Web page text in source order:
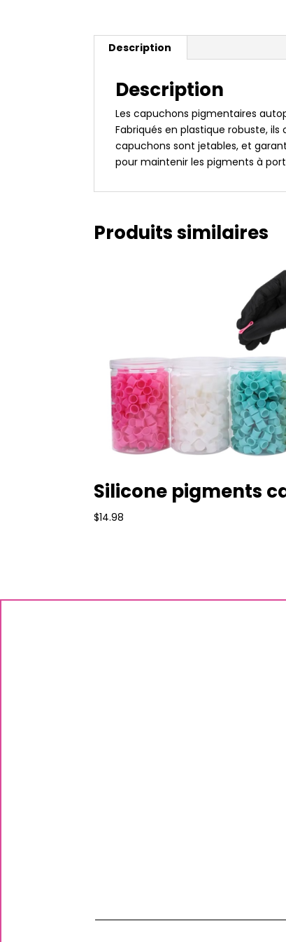
Description
Description
Les capuchons pigmentaires
Fabriqués en plastique robuste,
capuchons sont jetables, et
pour maintenir les pigments à
Produits similaires
Silicone pigments
$14.98